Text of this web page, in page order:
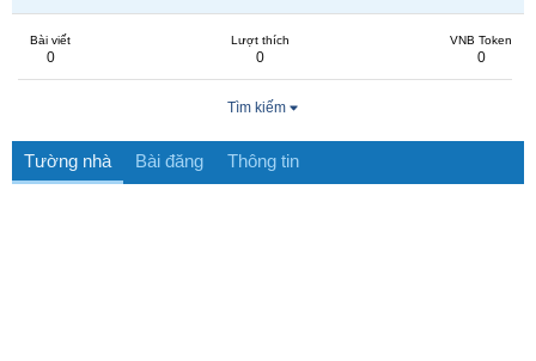
Bài viết
0
Lượt thích
0
VNB Token
0
Tìm kiếm
Tường nhà Bài đăng Thông tin